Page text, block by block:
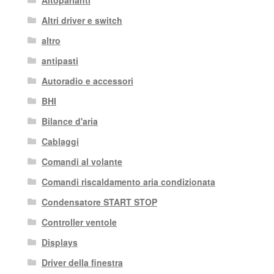
Altri driver e switch
altro
antipasti
Autoradio e accessori
BHI
Bilance d'aria
Cablaggi
Comandi al volante
Comandi riscaldamento aria condizionata
Condensatore START STOP
Controller ventole
Displays
Driver della finestra